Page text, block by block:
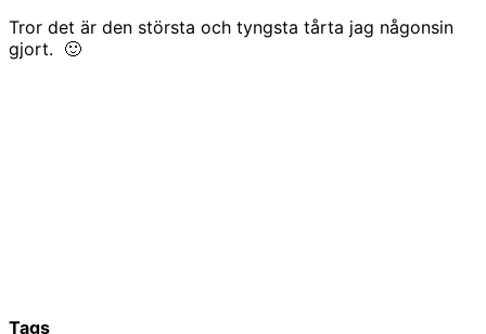
Tror det är den största och tyngsta tårta jag någonsin
gjort. 🙂
Tags